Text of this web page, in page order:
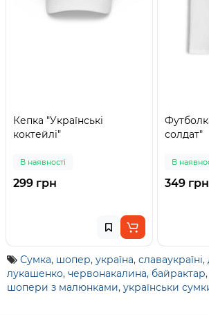
Кепка "Українські
коктейлі"
В наявності
299 грн
солдат"
В
349 грн
Сумка, шопер, україна, славаукраїні,
лукашенко, червонакалина, байрактар,
шопери з малюнками, українськи